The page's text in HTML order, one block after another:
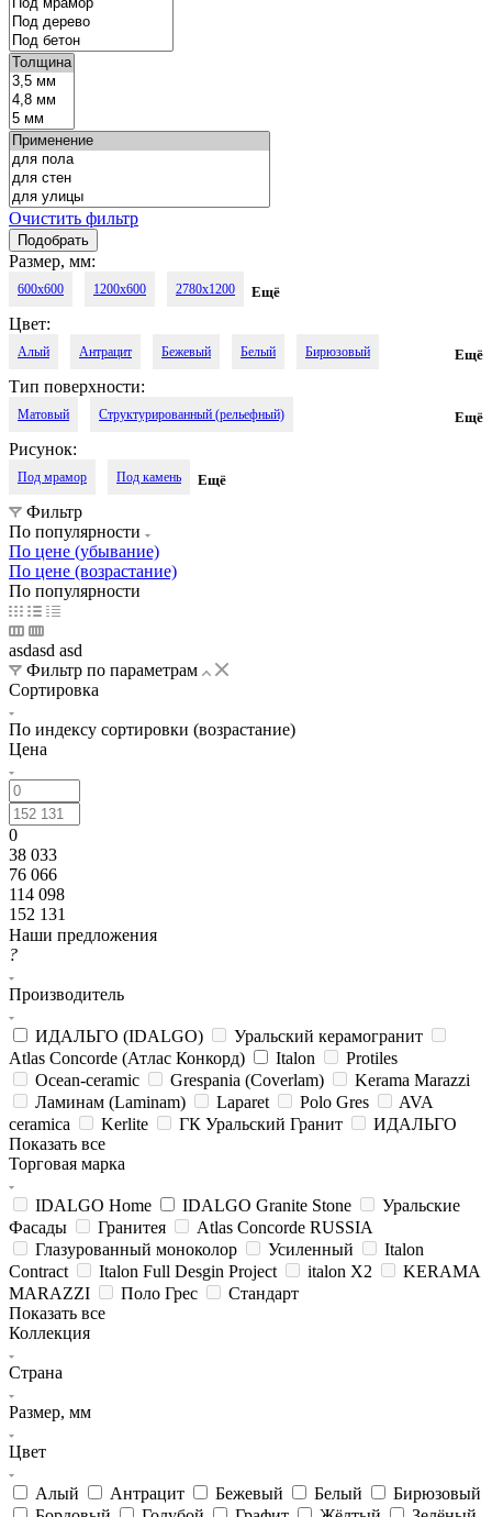
Очистить фильтр
Размер, мм:
600x600 1200x600 2780x1200 Ещё
Цвет:
Алый Антрацит Бежевый Белый Бирюзовый
Бордовый Голубой
Медовый Молочный Однотонный
Песочный
Светло-коричневый Светло-молочный
Серо-голубой
Слоновая кость
Тёмно-серый
Фисташковый Чёрный Венге Дуб
Малахитовый
Ещё
Тип поверхности:
Матовый Структурированный (рельефный)
Лёгкое лаппатирование
Ещё
Рисунок:
Под мрамор Под камень Ещё
Фильтр
По популярности
По цене (убывание)
По цене (возрастание)
По популярности
asdasd asd
Фильтр по параметрам
Сортировка
По индексу сортировки (возрастание)
Цена
0
38 033
76 066
114 098
152 131
Наши предложения
?
Производитель
ИДАЛЬГО (IDALGO)
Уральский керамогранит
Atlas Concorde (Атлас Конкорд)
Italon
Protiles
Ocean-ceramic
Grespania (Coverlam)
Kerama Marazzi
Ламинам (Laminam)
Laparet Polo Gres
AVA
ceramica
Kerlite ГК Уральский Гранит
ИДАЛЬГО
Показать все
Торговая марка
IDALGO Home IDALGO Granite Stone
Уральские
Фасады
Гранитея
Atlas Concorde RUSSIA
Глазурованный моноколор
Усиленный
Italon
Contract
Italon Full Desgin Project italon X2
KERAMA
MARAZZI
Поло Грес
Стандарт
Показать все
Коллекция
Страна
Размер, мм
Цвет
Алый Антрацит Бежевый Белый
Бирюзовый